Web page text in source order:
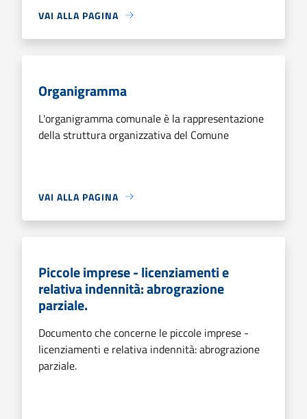
VAI ALLA PAGINA
Organigramma
L'organigramma comunale è la rappresentazione
della struttura organizzativa del Comune
VAI ALLA PAGINA
Piccole imprese - licenziamenti e
relativa indennità: abrograzione
parziale.
Documento che concerne le piccole imprese -
licenziamenti e relativa indennità: abrograzione
parziale.